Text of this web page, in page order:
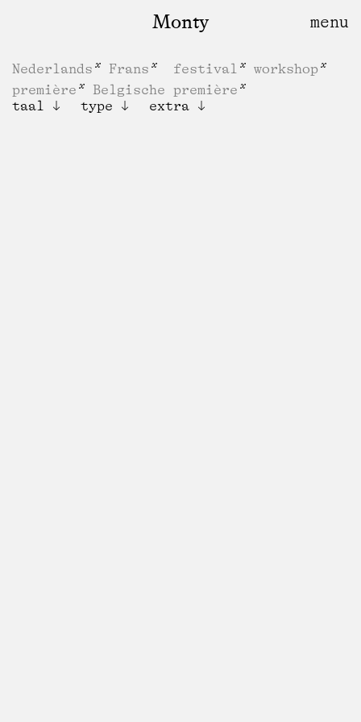
Monty
Nederlands Frans festival
workshop
première
Belgische première
taal
type extra